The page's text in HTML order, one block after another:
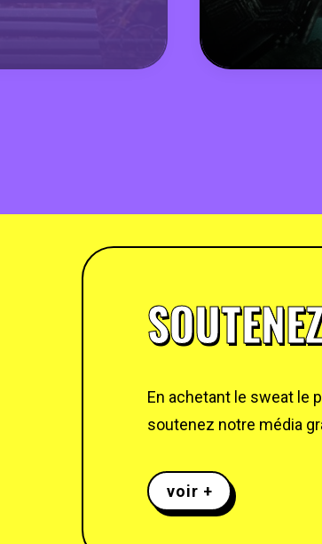
En achetant le sweat le
soutenez notre média
voir +